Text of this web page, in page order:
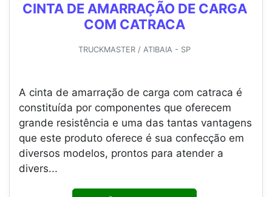
CINTA DE AMARRAÇÃO DE CARGA
COM CATRACA
TRUCKMASTER / ATIBAIA - SP
A cinta de amarração de carga com catraca é
constituída por componentes que oferecem
grande resistência e uma das tantas vantagens
que este produto oferece é sua confecção em
diversos modelos, prontos para atender a
divers...